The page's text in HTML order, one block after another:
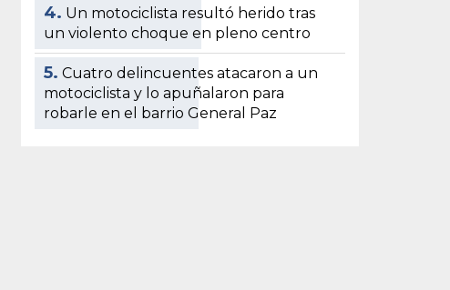
4. Un motociclista resultó herido tras
un violento choque en pleno centro
5. Cuatro delincuentes atacaron a un
motociclista y lo apuñalaron para
robarle en el barrio General Paz